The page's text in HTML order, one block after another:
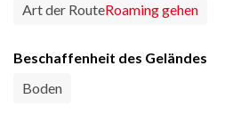
Art der RouteRoaming gehen
Beschaffenheit des Geländes
Boden